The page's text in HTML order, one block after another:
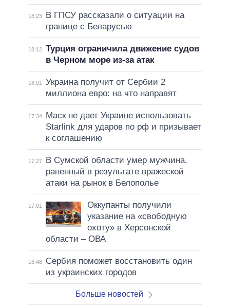
18:23
В ГПСУ рассказали о ситуации на
границе с Беларусью
18:12 Турция ограничила движение судов
в Черном море из-за атак
18:01
Украина получит от Сербии 2
миллиона евро: на что направят
17:34
Маск не дает Украине использовать
Starlink для ударов по рф и призывает
к соглашению
17:27
В Сумской области умер мужчина,
раненный в результате вражеской
атаки на рынок в Белополье
17:01
Оккупанты получили
указание на «свободную
охоту» в Херсонской
области – ОВА
16:48
Сербия поможет восстановить один
из украинских городов
Больше новостей